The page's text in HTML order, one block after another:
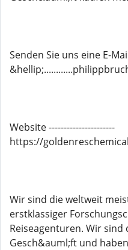
Senden Sie uns eine E-
Website ----------------------
https://
Wir sind die weltweit
erstklassiger
Reiseagenturen. Wir
Gesch&auml;ft und